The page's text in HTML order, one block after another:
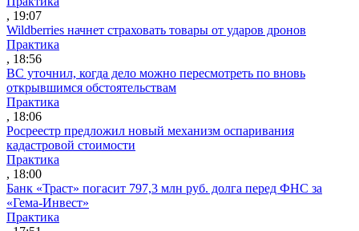
, 19:07
Wildberries начнет страховать товары от ударов дронов
Практика
, 18:56
ВС уточнил, когда дело можно пересмотреть по вновь
открывшимся обстоятельствам
Практика
, 18:06
Росреестр предложил новый механизм оспаривания
кадастровой стоимости
Практика
, 18:00
Банк «Траст» погасит 797,3 млн руб. долга перед ФНС за
«Гема-Инвест»
Практика